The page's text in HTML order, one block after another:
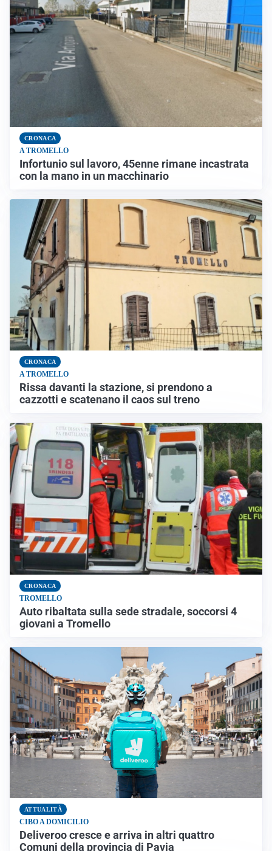
CRONACA
A TROMELLO
Infortunio sul lavoro, 45enne rimane incastrata
con la mano in un macchinario
CRONACA
A TROMELLO
Rissa davanti la stazione, si prendono a
cazzotti e scatenano il caos sul treno
CRONACA
TROMELLO
Auto ribaltata sulla sede stradale, soccorsi 4
giovani a Tromello
ATTUALITÀ
CIBO A DOMICILIO
Deliveroo cresce e arriva in altri quattro
Comuni della provincia di Pavia